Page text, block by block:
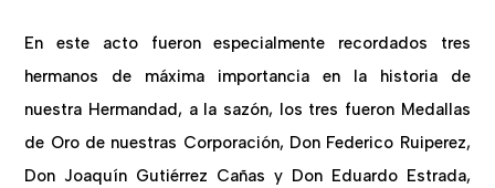
En este acto fueron especialmente recordados tres
hermanos de máxima importancia en la historia de
nuestra Hermandad, a la sazón, los tres fueron Medallas
de Oro de nuestras Corporación, Don Federico Ruiperez,
Don Joaquín Gutiérrez Cañas y Don Eduardo Estrada,